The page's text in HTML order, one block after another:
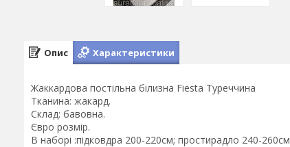
Опис Характеристики
Жаккардова постільна білизна Fiesta Туреччина
Тканина: жакард.
Склад: бавовна.
Євро розмір.
В наборі :підковдра 200-220см; простирадло 240-